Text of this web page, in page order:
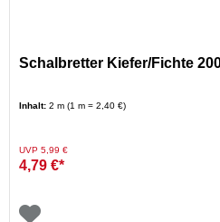
Schalbretter Kiefer/Fichte
Inhalt: 2 m (1 m = 2,40 €)
Preis reduziert von
UVP 5,99 €auf
4,79 €*